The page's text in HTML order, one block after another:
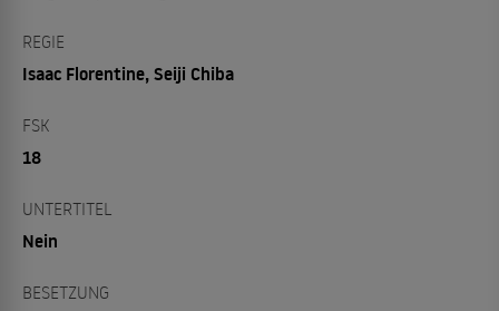
REGIE
Isaac Florentine, Seiji Chiba
FSK
18
UNTERTITEL
Nein
BESETZUNG